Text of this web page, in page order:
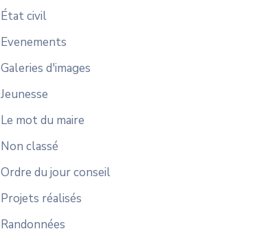
État civil
Evenements
Galeries d'images
Jeunesse
Le mot du maire
Non classé
Ordre du jour conseil
Projets réalisés
Randonnées